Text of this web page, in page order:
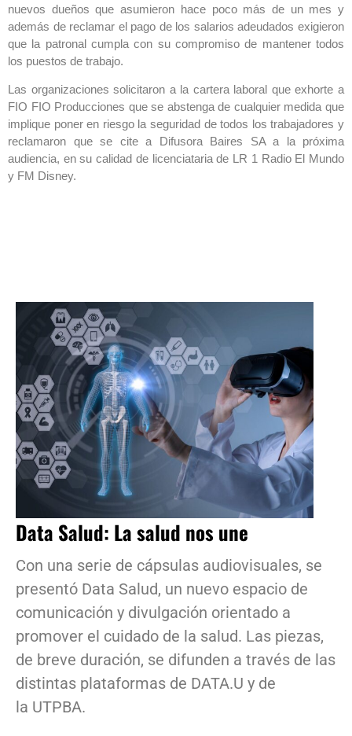
nuevos dueños que asumieron hace poco más de un mes y
además de reclamar el pago de los salarios adeudados exigieron
que la patronal cumpla con su compromiso de mantener todos
los puestos de trabajo.
Las organizaciones solicitaron a la cartera laboral que exhorte a
FIO FIO Producciones que se abstenga de cualquier medida que
implique poner en riesgo la seguridad de todos los trabajadores y
reclamaron que se cite a Difusora Baires SA a la próxima
audiencia, en su calidad de licenciataria de LR 1 Radio El Mundo
y FM Disney.
Data Salud: La salud nos une
Con una serie de cápsulas audiovisuales, se
presentó Data Salud, un nuevo espacio de
comunicación y divulgación orientado a
promover el cuidado de la salud. Las piezas,
de breve duración, se difunden a través de las
distintas plataformas de DATA.U y de
la UTPBA.